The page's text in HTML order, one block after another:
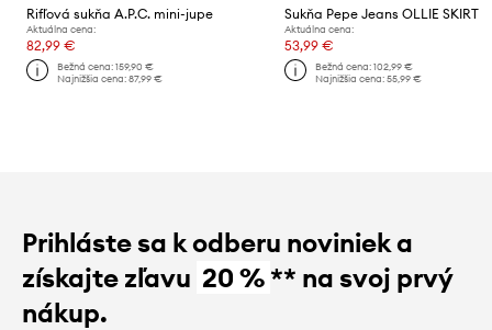
Rifľová sukňa A.P.C. mini-jupe
Aktuálna cena:
82,99 €
Bežná cena:159,90 €
Najnižšia cena:87,99 €
Sukňa Pepe Jeans OLLIE SKIRT
Aktuálna cena:
53,99 €
Bežná cena: 102,99 €
Najnižšia cena: 55,99 €
Prihláste sa k odberu noviniek a
získajte zľavu 20 %** na svoj prvý
nákup.